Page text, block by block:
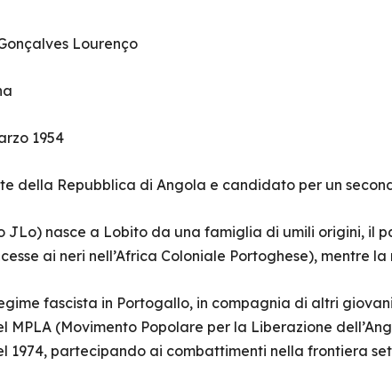
Lourenço
1954
della Repubblica di Angola e candidato per un
JLo) nasce a Lobito da una famiglia di umili origini, il
ai neri nell’Africa Coloniale Portoghese), mentre
fascista in Portogallo, in compagnia di altri
MPLA (Movimento Popolare per la Liberazione
1974, partecipando ai combattimenti nella frontiera